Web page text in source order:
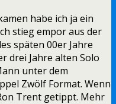
habe ich ja ein
stieg empor aus der
späten 00er Jahre
drei Jahre alten Solo
unter dem
Zwölf Format. Wenn
Trent getippt. Mehr